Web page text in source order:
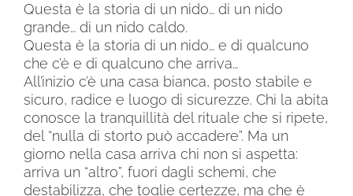
Questa è la storia di un nido… di un nido
grande… di un nido caldo.
Questa è la storia di un nido… e di qualcuno
che c’è e di qualcuno che arriva…
All’inizio c’è una casa bianca, posto stabile e
sicuro, radice e luogo di sicurezze. Chi la abita
conosce la tranquillità del rituale che si ripete,
del “nulla di storto può accadere”. Ma un
giorno nella casa arriva chi non si aspetta:
arriva un “altro”, fuori dagli schemi, che
destabilizza, che toglie certezze, ma che è